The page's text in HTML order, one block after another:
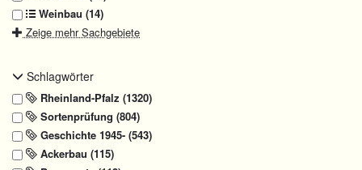
Weinbau (14)
Zeige mehr Sachgebiete
Schlagwörter
Rheinland-Pfalz (1320)
Sortenprüfung (804)
Geschichte 1945- (543)
Ackerbau (115)